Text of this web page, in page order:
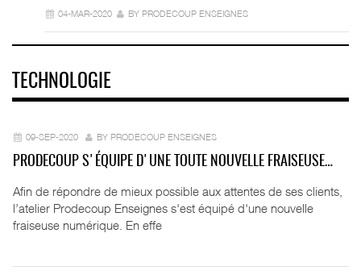
04-MAR-2020 BY PRODECOUP ENSEIGNES
TECHNOLOGIE
09-SEP-2020 BY PRODECOUP ENSEIGNES
PRODECOUP S'ÉQUIPE D'UNE TOUTE NOUVELLE FRAISEUSE…
Afin de répondre de mieux possible aux attentes de ses clients,
l’atelier Prodecoup Enseignes s'est équipé d'une nouvelle
fraiseuse numérique. En effe